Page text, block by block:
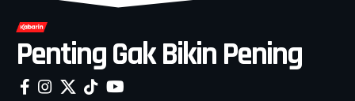
Penting Gak Bikin Pening